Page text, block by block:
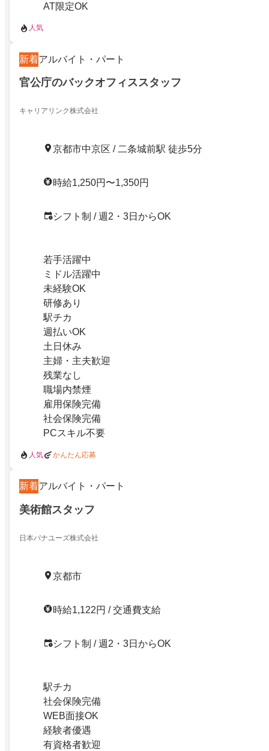
AT限定OK
人気
新着アルバイト・パート
官公庁のバックオフィススタッフ
キャリアリンク株式会社
京都市中京区 / 二条城前駅 徒歩5分
時給1,250円〜1,350円
シフト制 / 週2・3日からOK
若手活躍中
ミドル活躍中
未経験OK
研修あり
駅チカ
週払いOK
土日休み
主婦・主夫歓迎
残業なし
職場内禁煙
雇用保険完備
社会保険完備
PCスキル不要
人気 かんたん応募
新着アルバイト・パート
美術館スタッフ
日本パナユーズ株式会社
京都市
時給1,122円 / 交通費支給
シフト制 / 週2・3日からOK
駅チカ
社会保険完備
WEB面接OK
経験者優遇
有資格者歓迎